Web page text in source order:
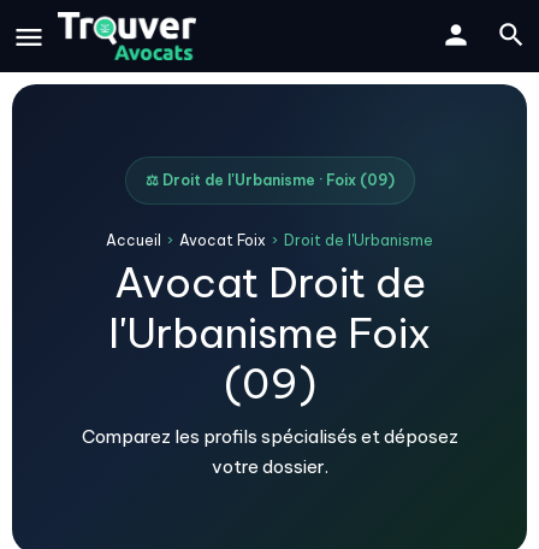
⚖️ Droit de l'Urbanisme · Foix (09)
Accueil › Avocat Foix › Droit de l'Urbanisme
Avocat Droit de
l'Urbanisme Foix
(09)
Comparez les profils spécialisés et déposez
votre dossier.